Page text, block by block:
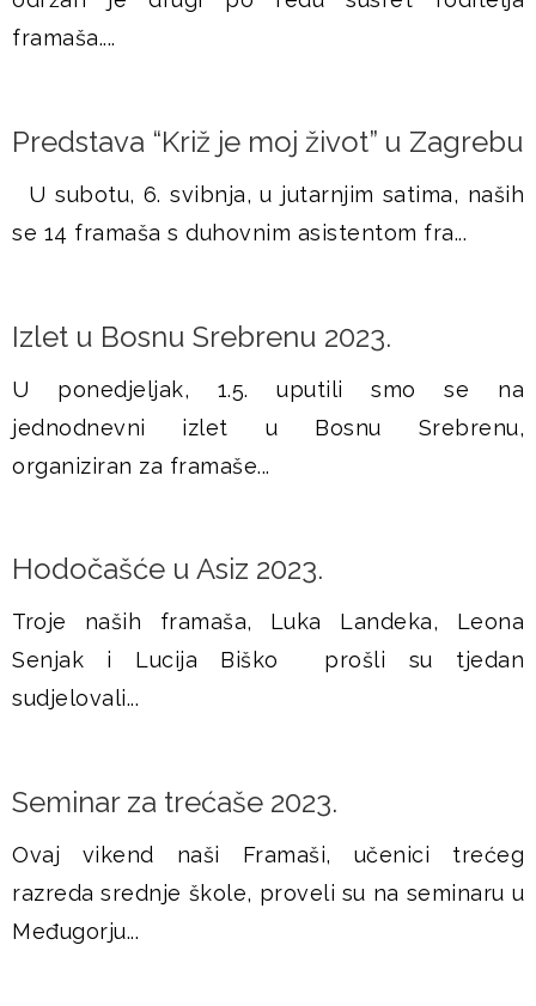
framaša....
Predstava “Križ je moj život” u Zagrebu
U subotu, 6. svibnja, u jutarnjim satima, naših
se 14 framaša s duhovnim asistentom fra...
Izlet u Bosnu Srebrenu 2023.
U ponedjeljak, 1.5. uputili smo se na
jednodnevni izlet u Bosnu Srebrenu,
organiziran za framaše...
Hodočašće u Asiz 2023.
Troje naših framaša, Luka Landeka, Leona
Senjak i Lucija Biško prošli su tjedan
sudjelovali...
Seminar za trećaše 2023.
Ovaj vikend naši Framaši, učenici trećeg
razreda srednje škole, proveli su na seminaru u
Međugorju...